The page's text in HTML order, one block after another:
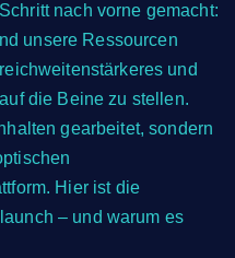
nach vorne gemacht:
unsere Ressourcen
und
die Beine zu stellen.
gearbeitet, sondern
Hier ist die
– und warum es